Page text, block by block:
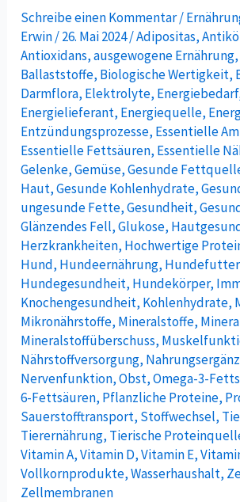
Schreibe einen Kommentar/
Erwin/26. Mai 2024/Adipositas,
Antioxidans,ausgewogene Ernährung,
Ballaststoffe, Biologische Wertigkeit,
Darmflora, Elektrolyte, Energiebedarf
Energielieferant, Energiequelle,
Entzündungsprozesse, Essentielle
Essentielle Fettsäuren, Essentielle
Gelenke,Gemüse,Gesunde
Haut,Gesunde Kohlenhydrate,
ungesunde Fette,Gesundheit,
Glänzendes Fell,Glukose,
Herzkrankheiten, Hochwertige
Hund, Hundeernährung, Hundefutter
Hundegesundheit, Hundekörper,
Knochengesundheit, Kohlenhydrate,
Mikronährstoffe, Mineralstoffe,
Mineralstoffüberschuss,
Nährstoffversorgung,
Nervenfunktion,Obst,Omega-3-
6-Fettsäuren, Pflanzliche Proteine,
Sauerstofftransport, Stoffwechsel,
Tierernährung, Tierische
Vitamin A,Vitamin D,Vitamin E,
Vollkornprodukte,Wasserhaushalt,
Zellmembranen
über
Makro-
und
Mikronährstoffe
in
der
Hundeernährung